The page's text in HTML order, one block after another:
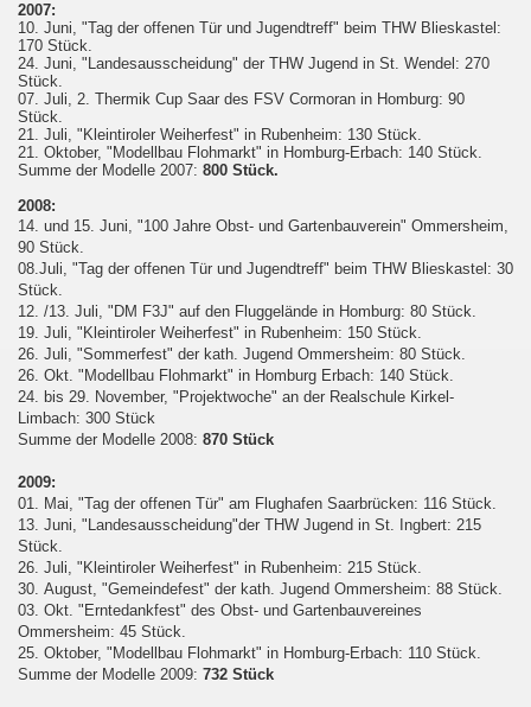
2007:
10. Juni, "Tag der offenen Tür und Jugendtreff" beim THW Blieskastel:
170 Stück.
24. Juni, "Landesausscheidung" der THW Jugend in St. Wendel: 270
Stück.
07. Juli, 2. Thermik Cup Saar des FSV Cormoran in Homburg: 90
Stück.
21. Juli, "Kleintiroler Weiherfest" in Rubenheim: 130 Stück.
21. Oktober, "Modellbau Flohmarkt" in Homburg-Erbach: 140 Stück.
Summe der Modelle 2007: 800 Stück.
2008:
14. und 15. Juni, "100 Jahre Obst- und Gartenbauverein" Ommersheim,
90 Stück.
08.Juli, "Tag der offenen Tür und Jugendtreff" beim THW Blieskastel: 30
Stück.
12. /13. Juli, "DM F3J" auf den Fluggelände in Homburg: 80 Stück.
19. Juli, "Kleintiroler Weiherfest" in Rubenheim: 150 Stück.
26. Juli, "Sommerfest" der kath. Jugend Ommersheim: 80 Stück.
26. Okt. "Modellbau Flohmarkt" in Homburg Erbach: 140 Stück.
24. bis 29. November, "Projektwoche" an der Realschule Kirkel-
Limbach: 300 Stück
Summe der Modelle 2008: 870 Stück
2009:
01. Mai, "Tag der offenen Tür" am Flughafen Saarbrücken: 116 Stück.
13. Juni, "Landesausscheidung"der THW Jugend in St. Ingbert: 215
Stück.
26. Juli, "Kleintiroler Weiherfest" in Rubenheim: 215 Stück.
30. August, "Gemeindefest" der kath. Jugend Ommersheim: 88 Stück.
03. Okt. "Erntedankfest" des Obst- und Gartenbauvereines
Ommersheim: 45 Stück.
25. Oktober, "Modellbau Flohmarkt" in Homburg-Erbach: 110 Stück.
Summe der Modelle 2009: 732 Stück